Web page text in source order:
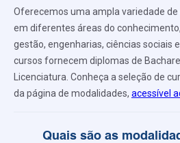
Oferecemos uma ampla variedade
em diferentes áreas do
gestão, engenharias, ciências sociais
cursos fornecem diplomas de
Licenciatura. Conheça a seleção de
da página de modalidades, acessível
Quais são as